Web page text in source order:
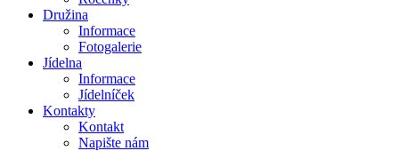
Družina
Informace
Fotogalerie
Jídelna
Informace
Jídelníček
Kontakty
Kontakt
Napište nám